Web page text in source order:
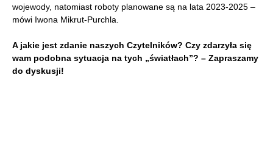
wojewody, natomiast roboty planowane są na lata 2023-2025 –
mówi Iwona Mikrut-Purchla.
A jakie jest zdanie naszych Czytelników? Czy zdarzyła się
wam podobna sytuacja na tych „światłach”? – Zapraszamy
do dyskusji!